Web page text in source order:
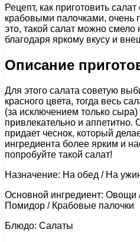
Рецепт, как приготовить
крабовыми палочками, очень
это, такой салат можно смело
благодаря яркому вкусу и
Описание
Для этого салата советую
красного цвета, тогда весь
(за исключением только сыра)
привлекательно и аппетитно.
придает чеснок, который
ингредиента более ярким и
попробуйте такой салат!
Назначение: На обед / На
Основной ингредиент: Овощи
Помидор / Крабовые палочки
Блюдо: Салаты